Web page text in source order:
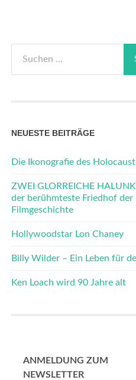
nach:
NEUESTE BEITRÄGE
Die Ikonografie des Holocaust
ZWEI GLORREICHE
der berühmteste Friedhof der
Filmgeschichte
Hollywoodstar Lon Chaney
Billy Wilder – Ein Leben für
Ken Loach wird 90 Jahre alt
ANMELDUNG ZUM
NEWSLETTER